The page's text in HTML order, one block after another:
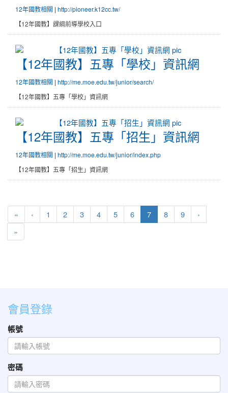
12年國教相關 | http://pioneer.k12cc.tw/
【12年國教】課綱前導學校入口
【12年國教】五專「學校」資訊網
【12年國教】五專「學校」資訊網
12年國教相關 | http://me.moe.edu.tw/junior/search/
【12年國教】五專「學校」資訊網
【12年國教】五專「招生」資訊網
【12年國教】五專「招生」資訊網
12年國教相關 | http://me.moe.edu.tw/junior/index.php
【12年國教】五專「招生」資訊網
« 第一頁
‹ 上一頁
1 2 3 4 5 6 7(目前頁次)
8 9 ›
»
會員登錄
帳號
密碼